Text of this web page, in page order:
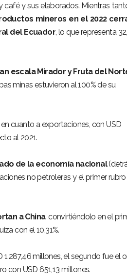
café y sus elaborados. Mientras
mineros en el 2022
del Ecuador, lo que representa
escala Mirador y Fruta del
minas estuvieron al 100% de su
cuanto a exportaciones, con USD
al 2021.
de la economía nacional
no petroleras y el primer
a China, convirtiéndolo en el
con el 10,31%.
millones, el segundo fue el
con USD 651,13 millones.